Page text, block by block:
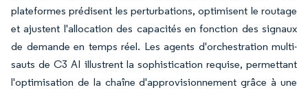
plateformes prédisent les perturbations, optimisent le routage
et ajustent l'allocation des capacités en fonction des signaux
de demande en temps réel. Les agents d'orchestration multi-
sauts de C3 AI illustrent la sophistication requise, permettant
l'optimisation de la chaîne d'approvisionnement grâce à une